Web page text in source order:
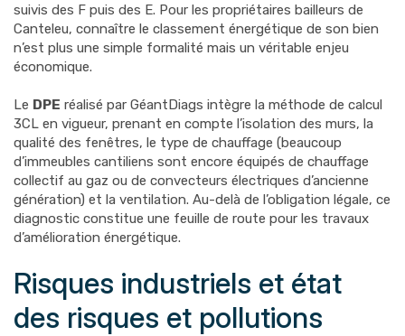
suivis des F puis des E. Pour les propriétaires bailleurs de
Canteleu, connaître le classement énergétique de son bien
n’est plus une simple formalité mais un véritable enjeu
économique.
Le DPE réalisé par GéantDiags intègre la méthode de calcul
3CL en vigueur, prenant en compte l’isolation des murs, la
qualité des fenêtres, le type de chauffage (beaucoup
d’immeubles cantiliens sont encore équipés de chauffage
collectif au gaz ou de convecteurs électriques d’ancienne
génération) et la ventilation. Au-delà de l’obligation légale, ce
diagnostic constitue une feuille de route pour les travaux
d’amélioration énergétique.
Risques industriels et état
des risques et pollutions